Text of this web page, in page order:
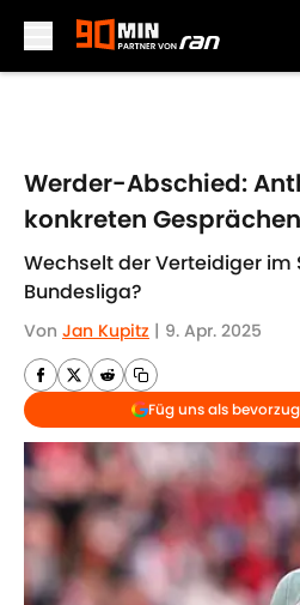
Werder-Abschied:
konkreten
Wechselt der Verteidiger im
Bundesliga?
Von Jan Kupitz | 9. Apr. 2025
Füg uns als